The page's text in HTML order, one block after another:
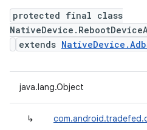
protected final class
extends
java.lang.Object
↳